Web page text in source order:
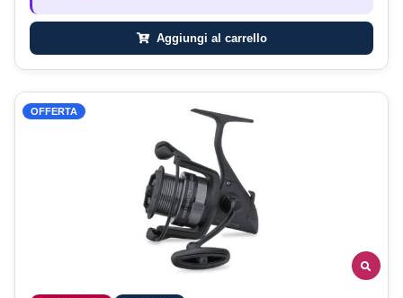
Aggiungi al carrello
OFFERTA